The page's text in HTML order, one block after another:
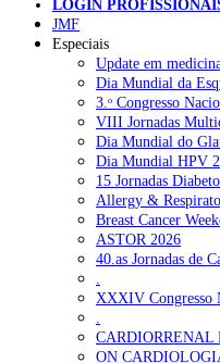
NOTÍCIAS RECENTES
Quase 11.900 jovens
nutricionista no primeiro
ULS de Coimbra estreia
apoio robótico em
Enfermeiros exigem
privada da ULS do
Ordem dos Médicos
a consultas e cirurgias 7
LOGIN
JMF
Especiais
Update em
Dia Mundial da
3.ᵒ Congresso
VIII Jornadas
Dia Mundial do
Dia Mundial HPV
15 Jornadas
Allergy &
Breast Cancer
ASTOR 2026
40.as Jornadas de
.
XXXIV Congresso
.
CARDIORRENAL
ON